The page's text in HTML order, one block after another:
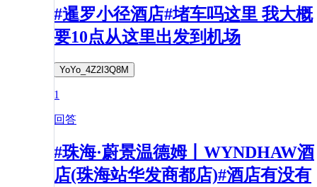
#暹罗小径酒店#堵车吗这里 我大概
要10点从这里出发到机场
YoYo_4Z2I3Q8M
1
回答
#珠海·蔚景温德姆丨WYNDHAW酒
店(珠海站华发商都店)#酒店有没有